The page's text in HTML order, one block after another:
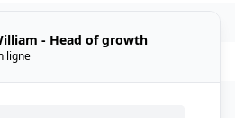
(08400
- Head of growth
ligne